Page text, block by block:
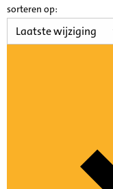
sorteren op: